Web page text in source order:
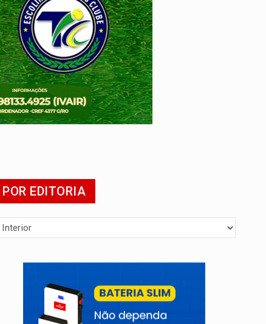
POR EDITORIA